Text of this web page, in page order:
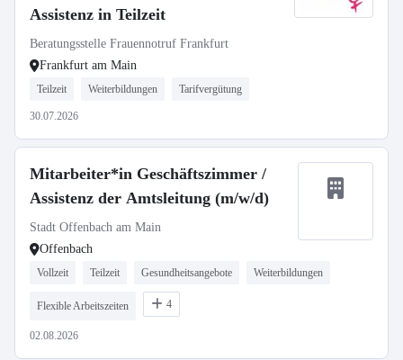
Assistenz in Teilzeit
Beratungsstelle Frauennotruf Frankfurt
Frankfurt am Main
Teilzeit Weiterbildungen Tarifvergütung
30.07.2026
Mitarbeiter*in Geschäftszimmer /
Assistenz der Amtsleitung (m/w/d)
Stadt Offenbach am Main
Offenbach
Vollzeit Teilzeit Gesundheitsangebote Weiterbildungen
Flexible Arbeitszeiten 4
02.08.2026